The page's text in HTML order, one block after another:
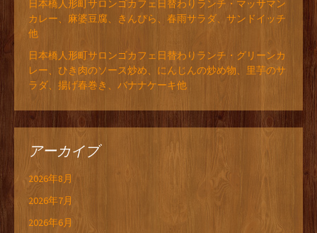
日本橋人形町サロンゴカフェ日替わりランチ・マッサマン
カレー、麻婆豆腐、きんぴら、春雨サラダ、サンドイッチ
他
日本橋人形町サロンゴカフェ日替わりランチ・グリーンカ
レー、ひき肉のソース炒め、にんじんの炒め物、里芋のサ
ラダ、揚げ春巻き、バナナケーキ他
アーカイブ
2026年8月
2026年7月
2026年6月